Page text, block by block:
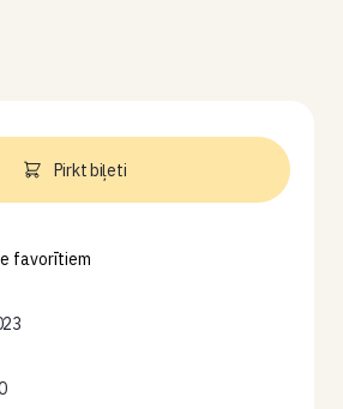
Pirkt biļeti
favorītiem